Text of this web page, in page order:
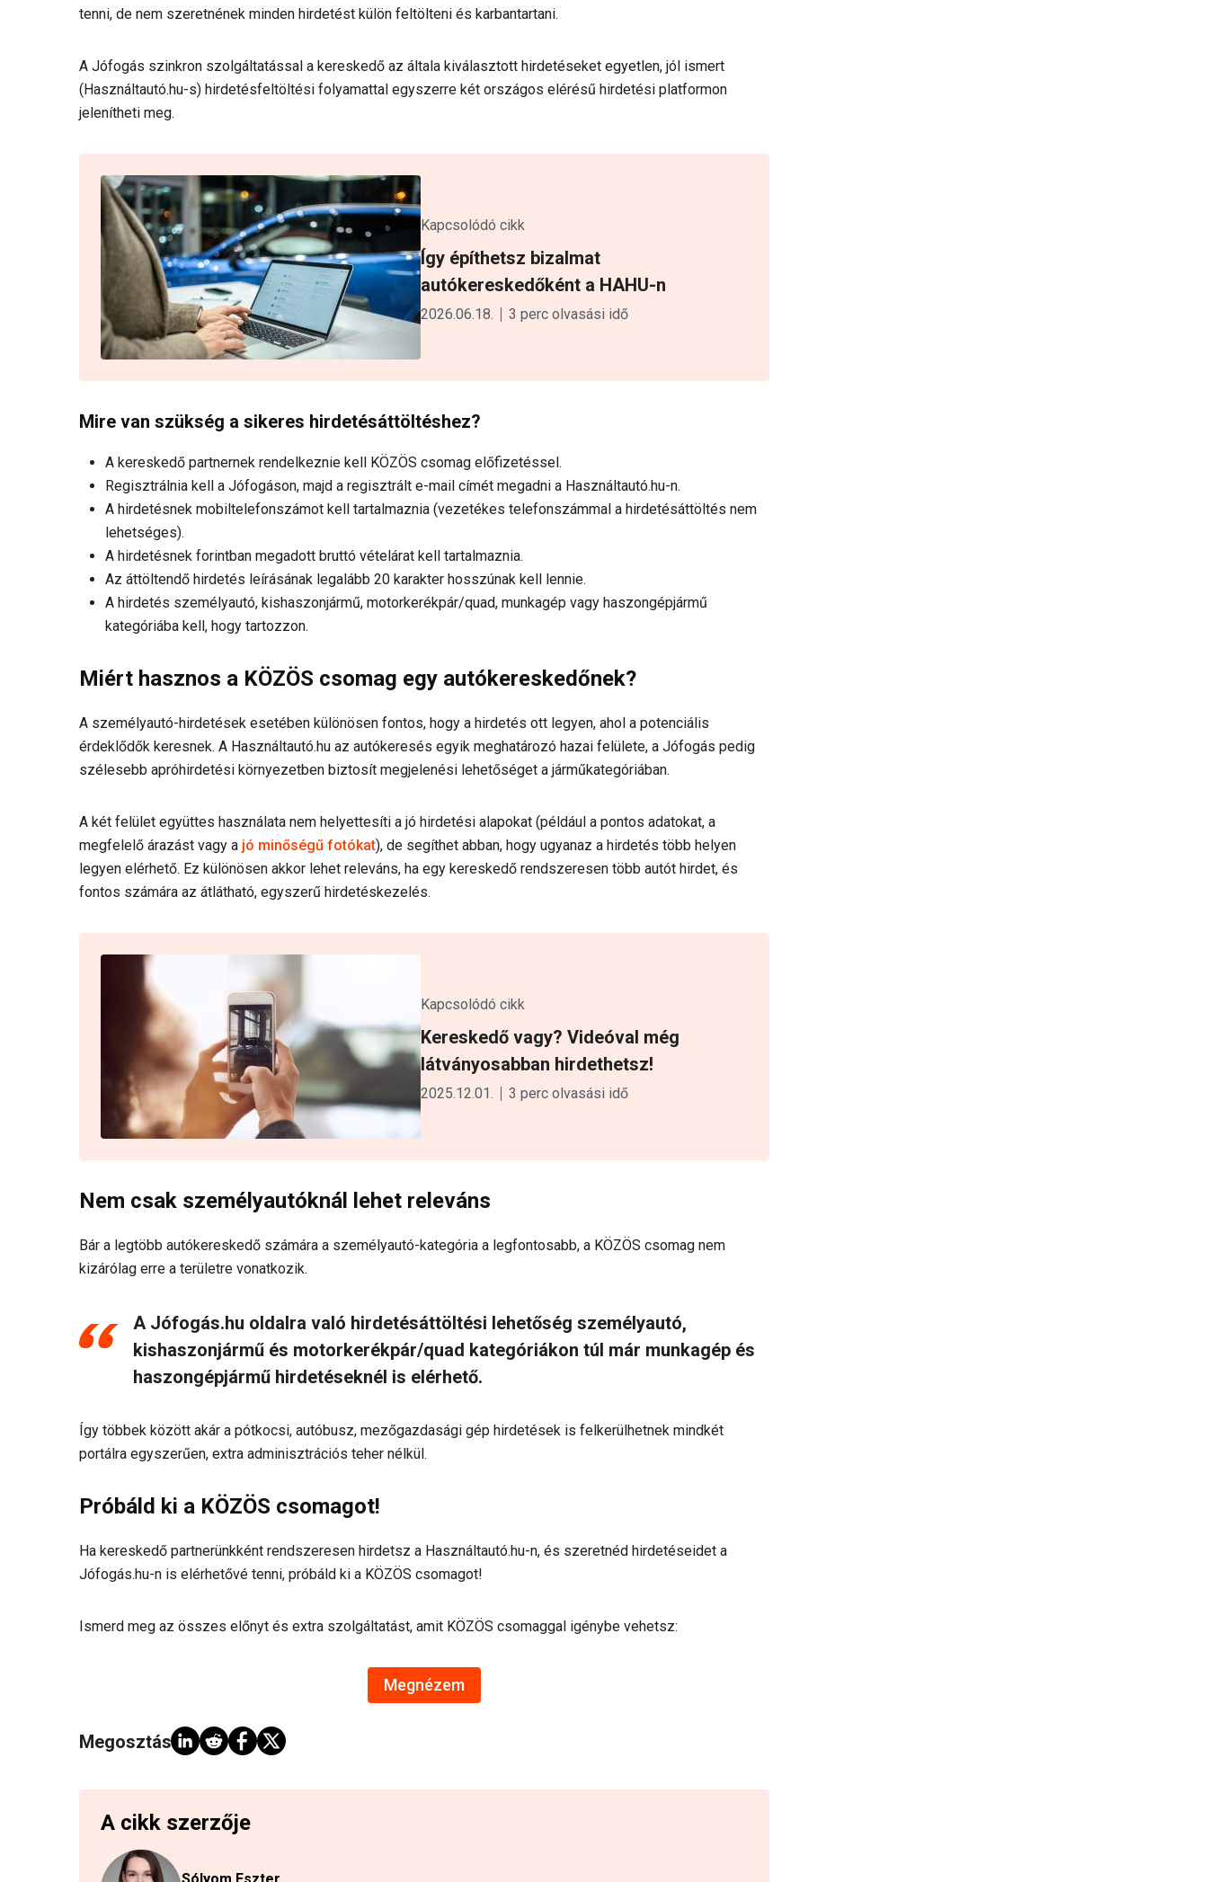
tenni, de nem szeretnének minden hirdetést külön feltölteni és karbantartani.
A Jófogás szinkron szolgáltatással a kereskedő az általa kiválasztott hirdetéseket egyetlen, jól ismert
(Használtautó.hu-s) hirdetésfeltöltési folyamattal egyszerre két országos elérésű hirdetési platformon
jelenítheti meg.
Kapcsolódó cikk
Így építhetsz bizalmat
autókereskedőként a HAHU-n
2026.06.18. 3 perc olvasási idő
Mire van szükség a sikeres hirdetésáttöltéshez?
A kereskedő partnernek rendelkeznie kell KÖZÖS csomag előfizetéssel.
Regisztrálnia kell a Jófogáson, majd a regisztrált e-mail címét megadni a Használtautó.hu-n.
A hirdetésnek mobiltelefonszámot kell tartalmaznia (vezetékes telefonszámmal a hirdetésáttöltés nem
lehetséges).
A hirdetésnek forintban megadott bruttó vételárat kell tartalmaznia.
Az áttöltendő hirdetés leírásának legalább 20 karakter hosszúnak kell lennie.
A hirdetés személyautó, kishaszonjármű, motorkerékpár/quad, munkagép vagy haszongépjármű
kategóriába kell, hogy tartozzon.
Miért hasznos a KÖZÖS csomag egy autókereskedőnek?
A személyautó-hirdetések esetében különösen fontos, hogy a hirdetés ott legyen, ahol a potenciális
érdeklődők keresnek. A Használtautó.hu az autókeresés egyik meghatározó hazai felülete, a Jófogás pedig
szélesebb apróhirdetési környezetben biztosít megjelenési lehetőséget a járműkategóriában.
A két felület együttes használata nem helyettesíti a jó hirdetési alapokat (például a pontos adatokat, a
megfelelő árazást vagy a jó minőségű fotókat), de segíthet abban, hogy ugyanaz a hirdetés több helyen
legyen elérhető. Ez különösen akkor lehet releváns, ha egy kereskedő rendszeresen több autót hirdet, és
fontos számára az átlátható, egyszerű hirdetéskezelés.
Kapcsolódó cikk
Kereskedő vagy? Videóval még
látványosabban hirdethetsz!
2025.12.01. 3 perc olvasási idő
Nem csak személyautóknál lehet releváns
Bár a legtöbb autókereskedő számára a személyautó-kategória a legfontosabb, a KÖZÖS csomag nem
kizárólag erre a területre vonatkozik.
A Jófogás.hu oldalra való hirdetésáttöltési lehetőség személyautó,
kishaszonjármű és motorkerékpár/quad kategóriákon túl már munkagép és
haszongépjármű hirdetéseknél is elérhető.
Így többek között akár a pótkocsi, autóbusz, mezőgazdasági gép hirdetések is felkerülhetnek mindkét
portálra egyszerűen, extra adminisztrációs teher nélkül.
Próbáld ki a KÖZÖS csomagot!
Ha kereskedő partnerünkként rendszeresen hirdetsz a Használtautó.hu-n, és szeretnéd hirdetéseidet a
Jófogás.hu-n is elérhetővé tenni, próbáld ki a KÖZÖS csomagot!
Ismerd meg az összes előnyt és extra szolgáltatást, amit KÖZÖS csomaggal igénybe vehetsz:
Megnézem
Megosztás:
A cikk szerzője